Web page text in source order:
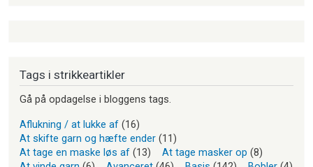
Tags i strikkeartikler
Gå på opdagelse i bloggens tags.
Aflukning / at lukke af (16)
At skifte garn og hæfte ender (11)
At tage en maske løs af (13) At tage masker op (8)